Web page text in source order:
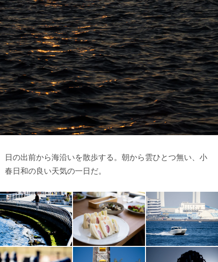
日の出前から海沿いを散歩する。朝から雲ひとつ無い、小
春日和の良い天気の一日だ。